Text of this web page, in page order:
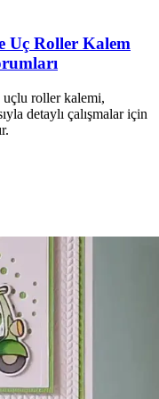
Uç Roller Kalem
roller kalemi,
detaylı çalışmalar için